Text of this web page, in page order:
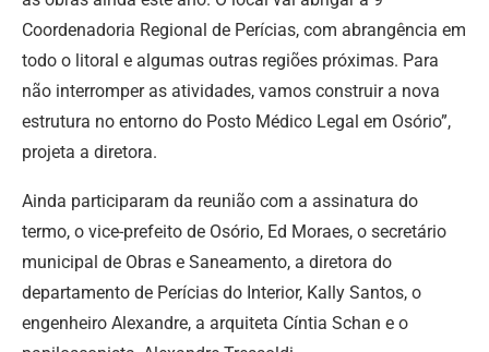
Coordenadoria Regional de Perícias, com abrangência em
todo o litoral e algumas outras regiões próximas. Para
não interromper as atividades, vamos construir a nova
estrutura no entorno do Posto Médico Legal em Osório”,
projeta a diretora.
Ainda participaram da reunião com a assinatura do
termo, o vice-prefeito de Osório, Ed Moraes, o secretário
municipal de Obras e Saneamento, a diretora do
departamento de Perícias do Interior, Kally Santos, o
engenheiro Alexandre, a arquiteta Cíntia Schan e o